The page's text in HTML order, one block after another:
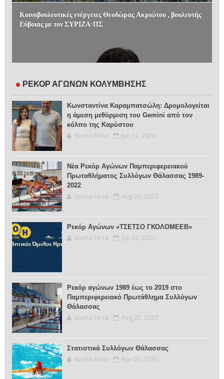
Κοινοβουλευτικές ενέργειες Θεοδώρας Ακριώτου , βουλευτής
Εύβοιας με τον ΣΥΡΙΖΑ-ΠΣ
ΡΕΚΟΡ ΑΓΩΝΩΝ ΚΟΛΥΜΒΗΣΗΣ
Κωνσταντίνα Καραμπατσώλη: Δρομολογείται
η άμεση μεθόρμιση του Gemini από τον
κόλπο της Καρύστου
Sourta Ferta Jun 19, 2026
Νέα Ρεκόρ Αγώνων Παμπεριφερειακού
Πρωταθλήματος Συλλόγων Θάλασσας 1989-
2022
Sourta Ferta Aug 23, 2023
Ρεκόρ Αγώνων «ΤΣΕΤΣΟ ΓΚΟΛΟΜΕΕΒ»
Sourta Ferta Jun 03, 2022
Ρεκόρ αγώνων 1989 έως το 2019 στο
Παμπεριφερειακό Πρωτάθλημα Συλλόγων
Θάλασσας
Sourta Ferta Aug 25, 2020
Στατιστικά Συλλόγων Θάλασσας
Sourta Ferta Apr 03, 2020